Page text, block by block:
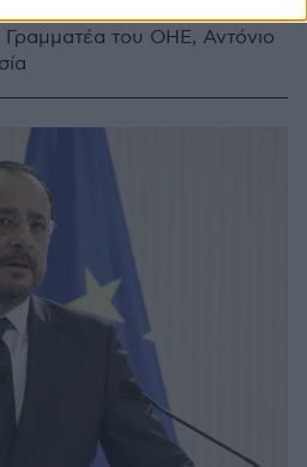
Γραμματέα του ΟΗΕ, Αντόνιο